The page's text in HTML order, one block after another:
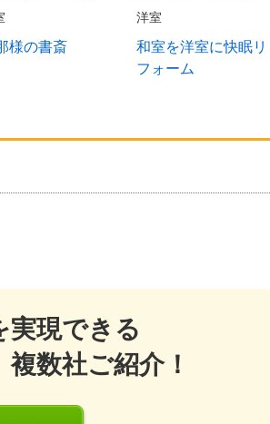
様の書斎
洋室
和室を洋室に快眠リ
フォーム
実現できる
数社ご紹介！